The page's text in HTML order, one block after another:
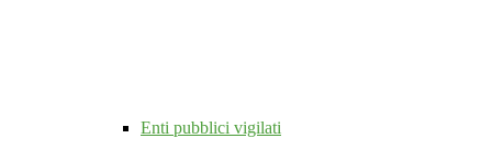
Enti pubblici vigilati